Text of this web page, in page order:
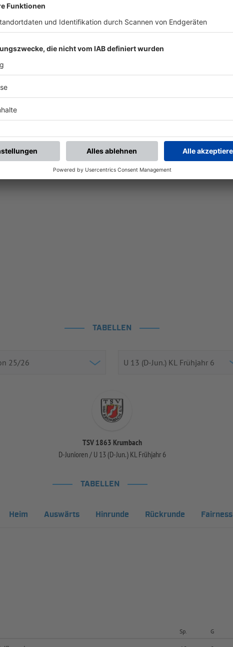
Spiele
TABELLEN
TSV 1863 Krumbach
D-Junioren / U 13 (D-Jun.) KL Frühjahr 6
TABELLEN
Heim Auswärts Hinrunde Rückrunde Fairness
Sp. G